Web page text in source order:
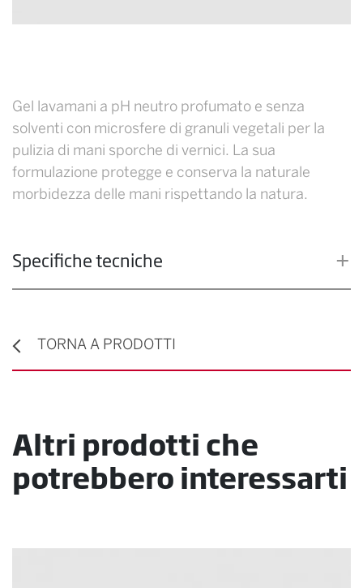
Gel lavamani a pH neutro profumato e senza
solventi con microsfere di granuli vegetali per la
pulizia di mani sporche di vernici. La sua
formulazione protegge e conserva la naturale
morbidezza delle mani rispettando la natura.
Specifiche tecniche
TORNA A PRODOTTI
Altri prodotti che
potrebbero interessarti